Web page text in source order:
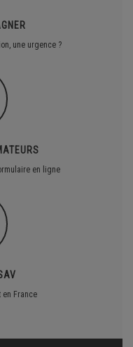
une urgence ?
en ligne
en France